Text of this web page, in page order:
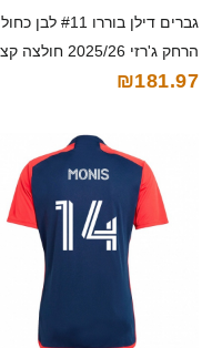
גברים דילן בוררו #11 לבן כחול
הרחק ג'רזי 2025/26 חולצה קצרה
₪181.97